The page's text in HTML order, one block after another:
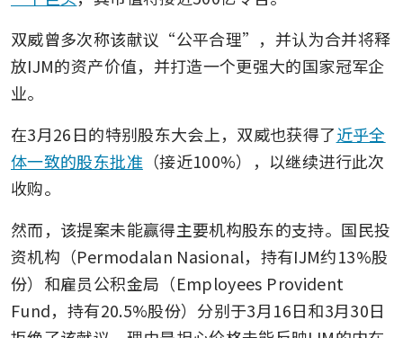
双威曾多次称该献议“公平合理”，并认为合并将释
放IJM的资产价值，并打造一个更强大的国家冠军企
业。
在3月26日的特别股东大会上，双威也获得了近乎全
体一致的股东批准 （接近100%），以继续进行此次
收购。
然而，该提案未能赢得主要机构股东的支持。国民投
资机构（Permodalan Nasional，持有IJM约13%股
份）和雇员公积金局（Employees Provident
Fund，持有20.5%股份）分别于3月16日和3月30日